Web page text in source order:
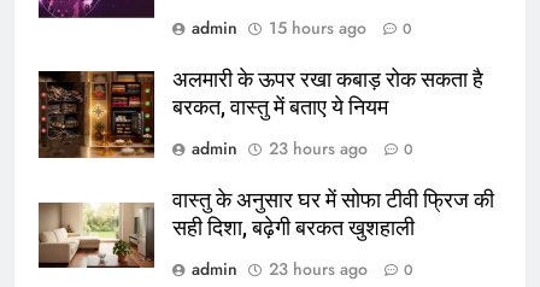
admin
15 hours ago 0
अलमारी के ऊपर रखा कबाड़ रोक सकता है
बरकत, वास्तु में बताए ये नियम
admin
23 hours ago 0
वास्तु के अनुसार घर में सोफा टीवी फ्रिज की
सही दिशा, बढ़ेगी बरकत खुशहाली
admin
23 hours ago 0